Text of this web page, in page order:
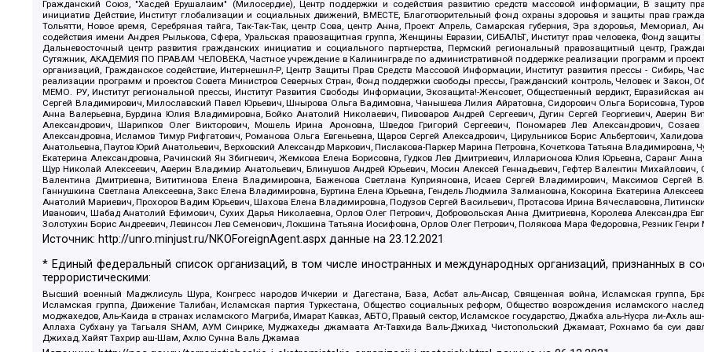
Гражданский Союз, "Хасдей Ерушалаим" (Милосердие), Центр поддержки и содействия развитию средств массовой информации, В защиту
инициатив Действие, Институт глобализации и социальных движений, ВМЕСТЕ, Благотворительный фонд охраны здоровья и защиты прав
Тольятти, Новое время, Серебряная тайга, Так-Так-Так, центр Сова, центр Анна, Проект Апрель, Самарская губерния, Эра здоровья, Мемориал,
содействия имени Андрея Рылькова, Сфера, Уральская правозащитная группа, Женщины Евразии, СИБАЛЬТ, Институт прав человека, Фонд защиты
Дальневосточный центр развития гражданских инициатив и социального партнерства, Пермский региональный правозащитный центр,
Сутяжник, АКАДЕМИЯ ПО ПРАВАМ ЧЕЛОВЕКА, Частное учреждение в Калининграде по административной поддержке реализации программ и
организаций, Гражданское содействие, Интернешнл-Р, Центр Защиты Прав Средств Массовой Информации, Институт развития прессы - Сибирь,
реализации программ и проектов Совета Министров Северных Стран, Фонд поддержки свободы прессы, Гражданский контроль, Человек и
МЕМО. РУ, Институт региональной прессы, Институт Развития Свободы Информации, Экозащита!-Женсовет, Общественный вердикт, Евразийская
Сергей Владимирович, Милославский Павел Юрьевич, Шнырова Ольга Вадимовна, Чанышева Лилия Айратовна, Сидорович Ольга Борисовна,
Анна Валерьевна, Бурдина Юлия Владимировна, Бойко Анатолий Николаевич, Пивоваров Андрей Сергеевич, Дугин Сергей Георгиевич, Аверин
Александрович, Шарипков Олег Викторович, Мошель Ирина Ароновна, Шведов Григорий Сергеевич, Пономарев Лев Александрович,
Александровна, Исламов Тимур Рифгатович, Романова Ольга Евгеньевна, Щаров Сергей Алексадрович, Цирульников Борис Альбертович,
Анатольевна, Паутов Юрий Анатольевич, Верховский Александр Маркович, Пислакова-Паркер Марина Петровна, Кочеткова Татьяна Владимировна,
Екатерина Александровна, Рачинский Ян Збигневич, Жемкова Елена Борисовна, Гудков Лев Дмитриевич, Илларионова Юлия Юрьевна, Саранг
Щур Николай Алексеевич, Аверин Владимир Анатольевич, Блинушов Андрей Юрьевич, Мосин Алексей Геннадьевич, Гефтер Валентин
Валентина Дмитриевна, Вититинова Елена Владимировна, Баженова Светлана Куприяновна, Исаев Сергей Владимирович, Максимов Сергей
Ганнушкина Светлана Алексеевна, Закс Елена Владимировна, Буртина Елена Юрьевна, Гендель Людмила Залмановна, Кокорина Екатерина
Анатолий Мариевич, Прохоров Вадим Юрьевич, Шахова Елена Владимировна, Подузов Сергей Васильевич, Протасова Ирина Вячеславовна,
Иванович, Шабад Анатолий Ефимович, Сухих Дарья Николаевна, Орлов Олег Петрович, Добровольская Анна Дмитриевна, Королева Александра
Золотухин Борис Андреевич, Левинсон Лев Семенович, Локшина Татьяна Иосифовна, Орлов Олег Петрович, Полякова Мара Федоровна, Резник
Источник: http://unro.minjust.ru/NKOForeignAgent.aspx данные на23.12.2021
* Единый федеральный список организаций, в том числе иностранных и международных организаций, признанных в
террористическими:
Высший военный Маджлисуль Шура, Конгресс народов Ичкерии и Дагестана, База, Асбат аль-Ансар, Священная война, Исламская группа,
Исламская группа, Движение Талибан, Исламская партия Туркестана, Общество социальных реформ, Общество возрождения исламского
моджахедов, Аль-Каида в странах исламского Магриба, Имарат Кавказ, АБТО, Правый сектор, Исламское государство, Джабха аль-Нусра ли-
Аллаха Субхану уа Тагьаля SHAM, АУМ Синрике, Муджахеды джамаата Ат-Тавхида Валь-Джихад, Чистопольский Джамаат, Рохнамо ба суи
Джихад, Хайят Тахрир аш-Шам, Ахлю Сунна Валь Джамаа